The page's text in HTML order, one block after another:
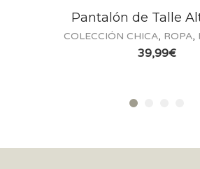
de Talle Alto Mint
ROPA,Pantalones